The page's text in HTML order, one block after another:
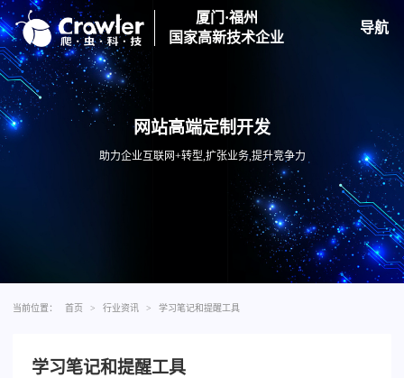
厦门·福州
国家高新技术企业
导航
网站高端定制开发
助力企业互联网+转型,扩张业务,提升竞争力
当前位置： 首页 > 行业资讯 > 学习笔记和提醒工具
学习笔记和提醒工具